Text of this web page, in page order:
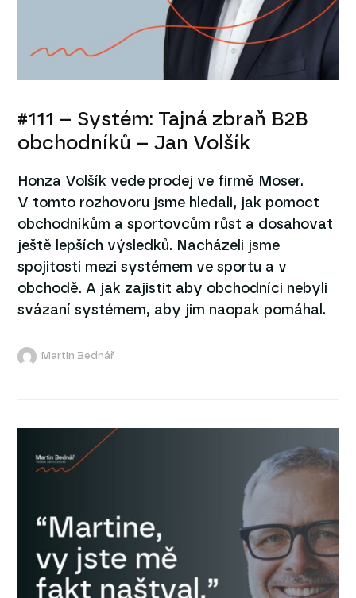
#111 – Systém: Tajná zbraň B2B
obchodníků – Jan Volšík
Honza Volšík vede prodej ve firmě Moser.
V tomto rozhovoru jsme hledali, jak pomoct
obchodníkům a sportovcům růst a dosahovat
ještě lepších výsledků. Nacházeli jsme
spojitosti mezi systémem ve sportu a v
obchodě. A jak zajistit aby obchodníci nebyli
svázaní systémem, aby jim naopak pomáhal.
Martin Bednář